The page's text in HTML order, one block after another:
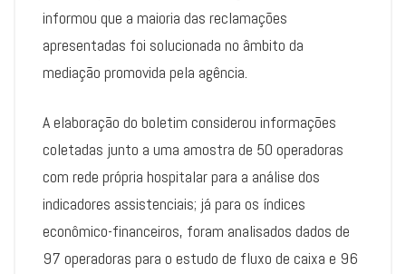
informou que a maioria das reclamações
apresentadas foi solucionada no âmbito da
mediação promovida pela agência.
A elaboração do boletim considerou informações
coletadas junto a uma amostra de 50 operadoras
com rede própria hospitalar para a análise dos
indicadores assistenciais; já para os índices
econômico-financeiros, foram analisados dados de
97 operadoras para o estudo de fluxo de caixa e 96